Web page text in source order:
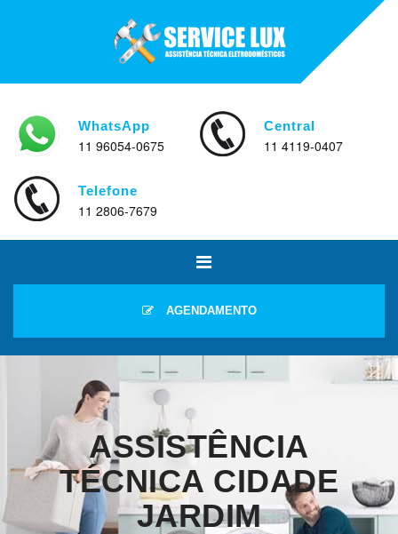
WhatsApp
11 96054-0675
Central
11 4119-0407
Telefone
11 2806-7679
AGENDAMENTO
ASSISTÊNCIA
TÉCNICA CIDADE
JARDIM